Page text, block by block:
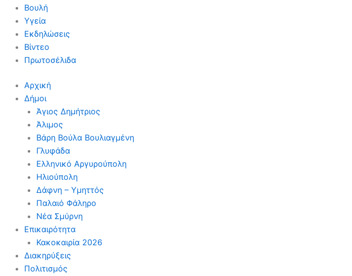
Βουλή
Υγεία
Εκδηλώσεις
Βίντεο
Πρωτοσέλιδα
Αρχική
Δήμοι
Άγιος Δημήτριος
Άλιμος
Βάρη Βούλα Βουλιαγμένη
Γλυφάδα
Ελληνικό Αργυρούπολη
Ηλιούπολη
Δάφνη – Υμηττός
Παλαιό Φάληρο
Νέα Σμύρνη
Επικαιρότητα
Κακοκαιρία 2026
Διακηρύξεις
Πολιτισμός